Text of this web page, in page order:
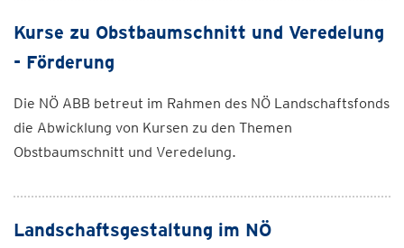
Kurse zu Obstbaumschnitt und Veredelung
- Förderung
Die NÖ ABB betreut im Rahmen des NÖ Landschaftsfonds
die Abwicklung von Kursen zu den Themen
Obstbaumschnitt und Veredelung.
Landschaftsgestaltung im NÖ